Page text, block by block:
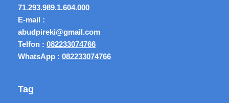
71.293.989.1.604.000
E-mail :
abudpireki@gmail.com
Telfon : 082233074766
WhatsApp : 082233074766
Tag